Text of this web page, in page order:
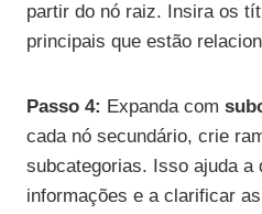
partir do nó raiz. Insira os
principais que estão
Passo 4: Expanda com
cada nó secundário, crie
subcategorias. Isso ajuda a
informações e a clarificar